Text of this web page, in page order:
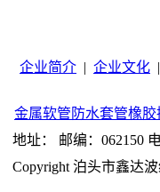
企业简介 | 企业文化 |
金属软管 防水套管橡胶
地址： 邮编：062150
Copyright 泊头市鑫达